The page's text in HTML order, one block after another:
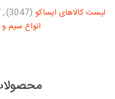
لیست کالاهای ایساکو (3047)
,
انواع سیم